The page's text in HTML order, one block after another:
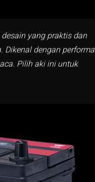
yang praktis dan
Dikenal dengan performa
Pilih aki ini untuk